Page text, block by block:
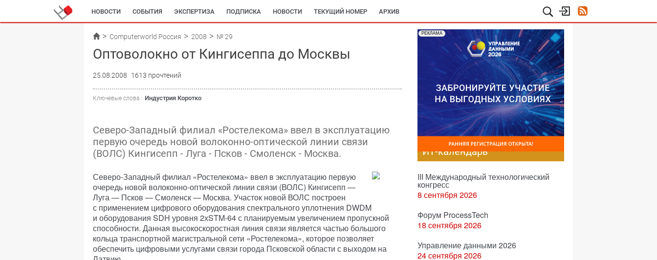
НОВОСТИ СОБЫТИЯ ЭКСПЕРТИЗА ПОДПИСКА НОВОСТИ ТЕКУЩИЙ НОМЕР АРХИВ
Computerworld Россия 2008 № 29
Оптоволокно от Кингисеппа до Москвы
25.08.2008 1613 прочтений
Ключевые слова : Индустрия Коротко
Северо-Западный филиал «Ростелекома» ввел в эксплуатацию
первую очередь новой волоконно-оптической линии связи
(ВОЛС) Кингисепп - Луга - Псков - Смоленск - Москва.
Северо-Западный филиал «Ростелекома» ввел в эксплуатацию первую
очередь новой волоконно-оптической линии связи (ВОЛС) Кингисепп —
Луга — Псков — Смоленск — Москва. Участок новой ВОЛС построен
с применением цифрового оборудования спектрального уплотнения DWDM
и оборудования SDH уровня 2хSTM-64 с планируемым увеличением пропускной
способности. Данная высокоскоростная линия связи является частью большого
кольца транспортной магистральной сети «Ростелекома», которое позволяет
обеспечить цифровыми услугами связи города Псковской области с выходом на
РЕКЛАМА
ИТ-календарь
III Международный технологический
конгресс
8 сентября 2026
Форум ProcessTech
18 сентября 2026
Управление данными 2026
24 сентября 2026